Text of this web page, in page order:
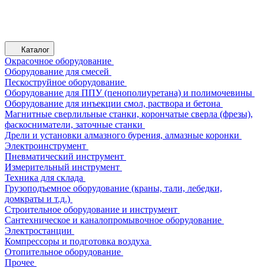
Каталог
Окрасочное оборудование
Оборудование для смесей
Пескоструйное оборудование
Оборудование для ППУ (пенополиуретана) и полимочевины
Оборудование для инъекции смол, раствора и бетона
Магнитные сверлильные станки, корончатые сверла (фрезы),
фаскосниматели, заточные станки
Дрели и установки алмазного бурения, алмазные коронки
Электроинструмент
Пневматический инструмент
Измерительный инструмент
Техника для склада
Грузоподъемное оборудование (краны, тали, лебедки,
домкраты и т.д.)
Строительное оборудование и инструмент
Сантехническое и каналопромывочное оборудование
Электростанции
Компрессоры и подготовка воздуха
Отопительное оборудование
Прочее